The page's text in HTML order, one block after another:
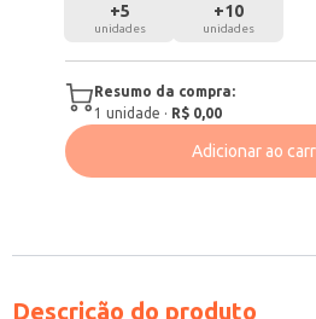
+5
unidades
+10
unidades
Resumo da compra:
1 unidade · R$ 0,00
Adicionar ao
Descrição do produto